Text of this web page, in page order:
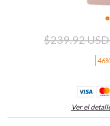
$239.92
46
Ver el